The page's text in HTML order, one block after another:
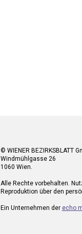
© WIENER BEZIRKSBLATT
Windmühlgasse 26
1060 Wien.
Alle Rechte vorbehalten.
Reproduktion über den
Ein Unternehmen der echo